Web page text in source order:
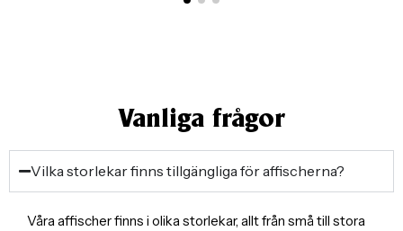
Vanliga frågor
Vilka storlekar finns tillgängliga för affischerna?
Våra affischer finns i olika storlekar, allt från små till stora